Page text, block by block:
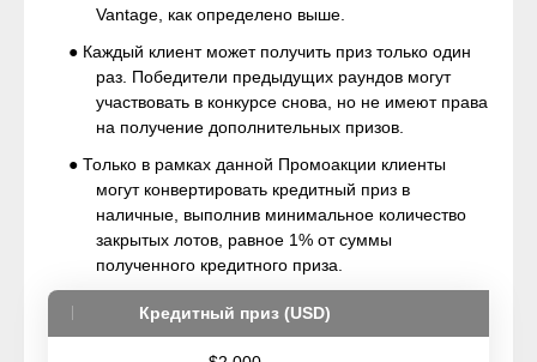
Vantage, как определено выше.
● Каждый клиент может получить приз только один
раз. Победители предыдущих раундов могут
участвовать в конкурсе снова, но не имеют права
на получение дополнительных призов.
● Только в рамках данной Промоакции клиенты
могут конвертировать кредитный приз в
наличные, выполнив минимальное количество
закрытых лотов, равное 1% от суммы
полученного кредитного приза.
Кредитный приз (USD)